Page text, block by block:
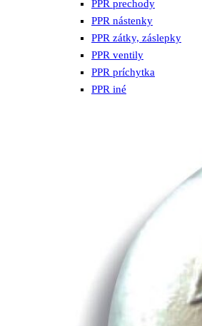
PPR prechody
PPR nástenky
PPR zátky, záslepky
PPR ventily
PPR príchytka
PPR iné